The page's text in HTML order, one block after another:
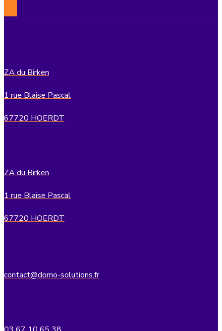
ZA du Birken
1 rue Blaise Pascal
67720 HOERDT
ZA du Birken
1 rue Blaise Pascal
67720 HOERDT
contact@domo-solutions.fr